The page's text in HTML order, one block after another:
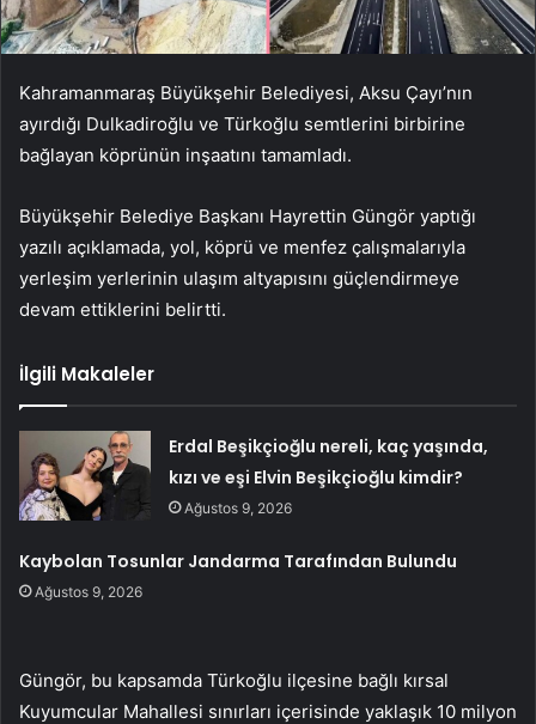
Kahramanmaraş Büyükşehir Belediyesi, Aksu Çayı’nın
ayırdığı Dulkadiroğlu ve Türkoğlu semtlerini birbirine
bağlayan köprünün inşaatını tamamladı.
Büyükşehir Belediye Başkanı Hayrettin Güngör yaptığı
yazılı açıklamada, yol, köprü ve menfez çalışmalarıyla
yerleşim yerlerinin ulaşım altyapısını güçlendirmeye
devam ettiklerini belirtti.
İlgili Makaleler
Erdal Beşikçioğlu nereli, kaç yaşında,
kızı ve eşi Elvin Beşikçioğlu kimdir?
Ağustos 9, 2026
Kaybolan Tosunlar Jandarma Tarafından Bulundu
Ağustos 9, 2026
Güngör, bu kapsamda Türkoğlu ilçesine bağlı kırsal
Kuyumcular Mahallesi sınırları içerisinde yaklaşık 10 milyon